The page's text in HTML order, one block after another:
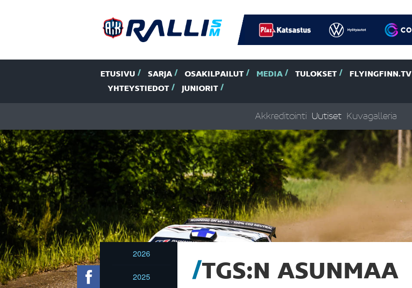
ETUSIVU SARJA OSAKILPAILUT MEDIA TULOKSET FLYINGFINN.TV
YHTEYSTIEDOT
JUNIORIT
Akkreditointi Uutiset Kuvagalleria
2026
2025
TGS:N ASUNMAA